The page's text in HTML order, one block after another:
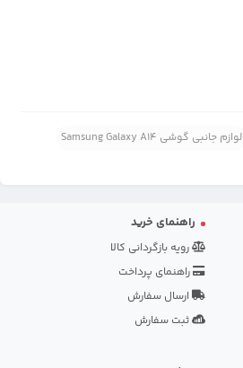
لوازم جانبی گوشی Samsung Galaxy A14
راهنمای خرید
رویه بازگردانی کالا
راهنمای پرداخت
ارسال سفارش
ثبت سفارش